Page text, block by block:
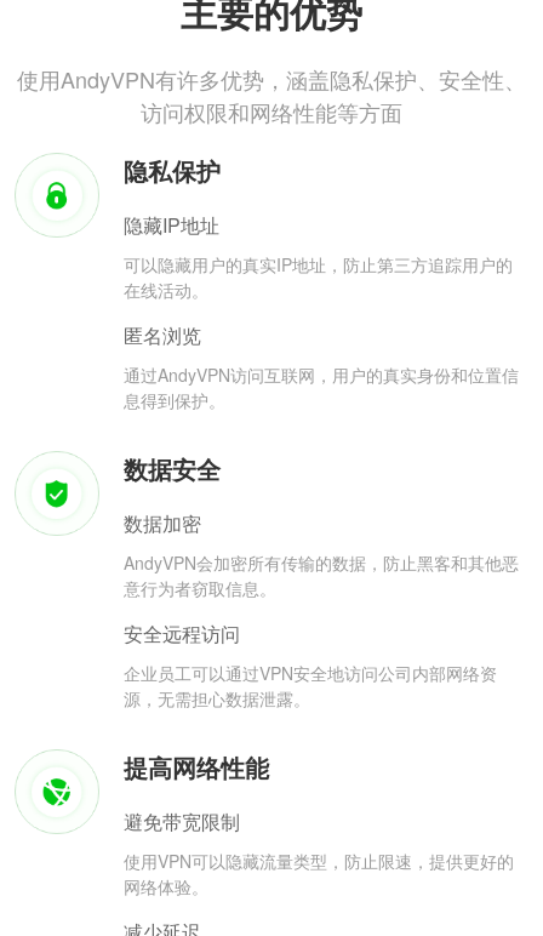
主要的优势
使用AndyVPN有许多优势，涵盖隐私保护、安全性、
访问权限和网络性能等方面
隐私保护
隐藏IP地址
可以隐藏用户的真实IP地址，防止第三方追踪用户的
在线活动。
匿名浏览
通过AndyVPN访问互联网，用户的真实身份和位置信
息得到保护。
数据安全
数据加密
AndyVPN会加密所有传输的数据，防止黑客和其他恶
意行为者窃取信息。
安全远程访问
企业员工可以通过VPN安全地访问公司内部网络资
源，无需担心数据泄露。
提高网络性能
避免带宽限制
使用VPN可以隐藏流量类型，防止限速，提供更好的
网络体验。